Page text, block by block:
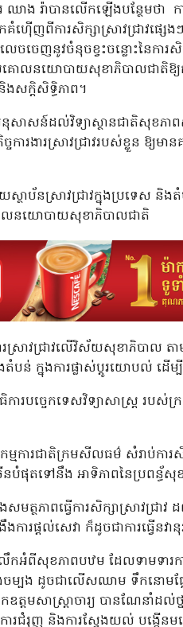
ឈាង រ៉ាបានលើកឡើងបន្ថែមថា
ហ៊ើញពីការសិក្សាស្រាវជ្រាវផ្សេ
ចរំលេចចេញនូវចំនុចខ្វះចន្លោះ
លនយោបាយសុខាភិបាលជាតិឱ្យ
ងសក្តិសិទ្ធិភាព។
ល់អនុសាសន៍ដល់វិទ្យាស្ថានជាតិសុ
ារងារស្រាវជ្រាវរបស់ខ្លួន ឱ្យ
ថាប័នស្រាវជ្រាវក្នុងប្រទេស និង
លនយោបាយសុខាភិបាលជាតិ
រស្រាវជ្រាវលើវិស័យសុខាភិបាល ត
នុងតំបន់ ក្នុងការផ្លាស់ប្តូរយោ
ារបច្ចេកទេសវិទ្យាសាស្រ្ត រប
មការជាតិក្រមសីលធម៌ សំរាប់កា
នបំផុតទៅនឹង អាទិភាពនៃប្រពន្ធ័សុ
ថភាពធ្វើការសិក្សាស្រាវជ្រា
ការផ្តល់សេវា ក៏ដូចជាការធ្វើនវ
សរំលឹកអំពីសុខភាពបឋម ដែលទាមទ
ម្បង ដូចជាលើសឈាម ទឹកនោមផ្អ
ឧត្តមសាស្រ្តាចារ្យ បានណែនាំដ
ារជំរុញ និងការស្វែងយល់ បង្ក